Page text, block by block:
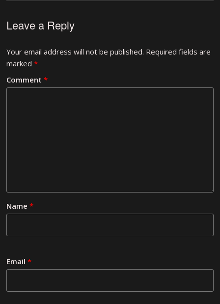
Leave a Reply
Your email address will not be published. Required fields are
marked*
Comment*
Name*
Email*